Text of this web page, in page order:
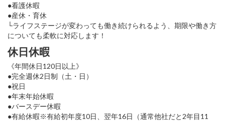
●看護休暇
●産休・育休
└ライフステージが変わっても働き続けられるよう、期限や働き方
についても柔軟に対応します！
休日休暇
《年間休日120日以上》
●完全週休2日制（土・日）
●祝日
●年末年始休暇
●バースデー休暇
●有給休暇※有給初年度10日、翌年16日（通常他社だと2年目11